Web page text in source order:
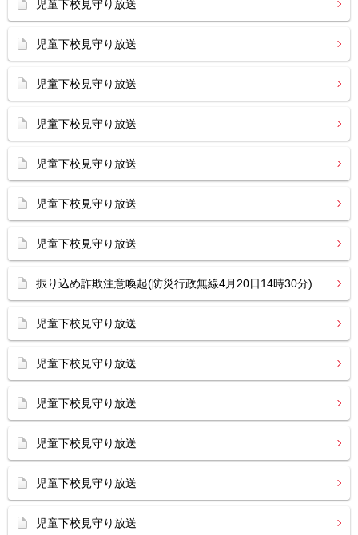
児童下校見守り放送
児童下校見守り放送
児童下校見守り放送
児童下校見守り放送
児童下校見守り放送
児童下校見守り放送
児童下校見守り放送
振り込め詐欺注意喚起(防災行政無線4月20日14時30分)
児童下校見守り放送
児童下校見守り放送
児童下校見守り放送
児童下校見守り放送
児童下校見守り放送
児童下校見守り放送